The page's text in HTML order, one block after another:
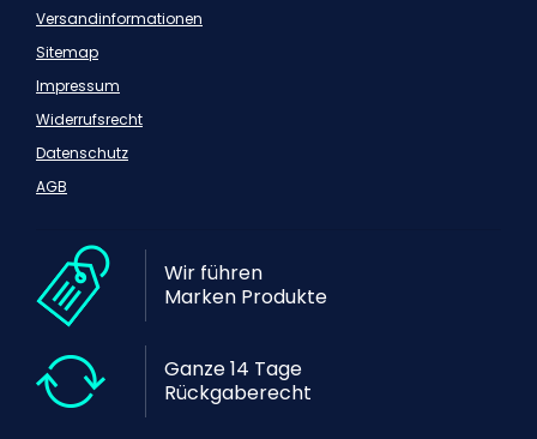
Versandinformationen
Sitemap
Impressum
Widerrufsrecht
Datenschutz
AGB
Wir führen
Marken Produkte
Ganze 14 Tage
Rückgaberecht